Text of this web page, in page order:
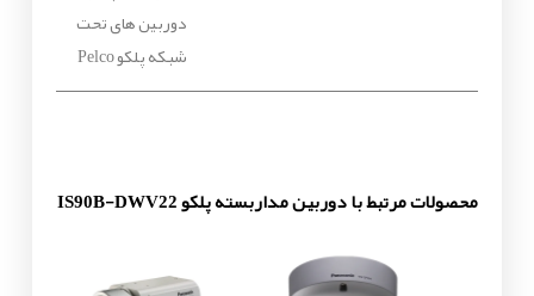
دوربین های تحت
شبکه پلکو Pelco
محصولات مرتبط با دوربین مداربسته پلکو IS90B-DWV22